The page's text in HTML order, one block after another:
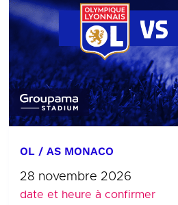
OL / AS MONACO
28 novembre 2026
date et heure à confirmer